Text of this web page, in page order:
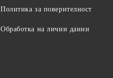
Политика за поверителност
Обработка на лични данни